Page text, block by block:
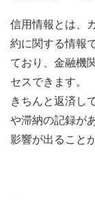
信用情報とは、
約に関する情報
ており、金融機
セスできます。
きちんと返済し
や滞納の記録が
影響が出ること